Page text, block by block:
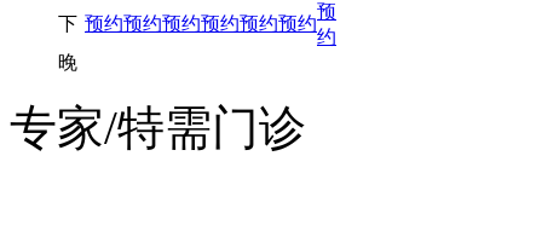
下 预约预约预约预约预约预约
预
约
晚
专家/特需门诊